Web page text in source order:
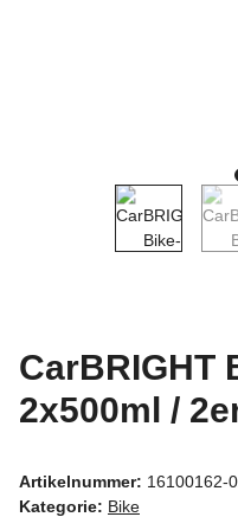
CarBRIGHT
2x500ml /
Artikelnummer: 16100162-
Kategorie: Bike